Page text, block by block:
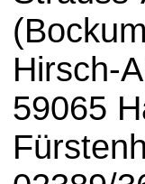
Hirsch-
59065